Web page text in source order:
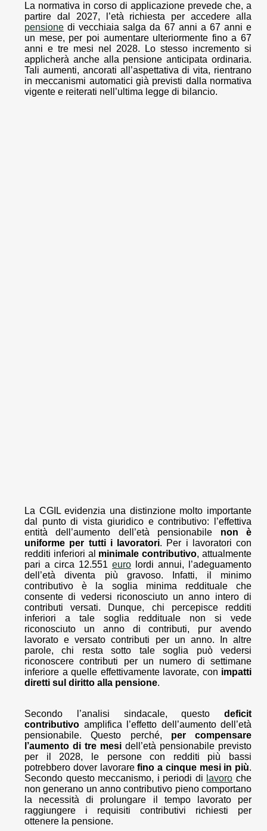
La normativa in corso di applicazione prevede che, a
partire dal 2027, l’età richiesta per accedere alla
pensione di vecchiaia salga da 67 anni a 67 anni e
un mese, per poi aumentare ulteriormente fino a 67
anni e tre mesi nel 2028. Lo stesso incremento si
applicherà anche alla pensione anticipata ordinaria.
Tali aumenti, ancorati all’aspettativa di vita, rientrano
in meccanismi automatici già previsti dalla normativa
vigente e reiterati nell’ultima legge di bilancio.
La CGIL evidenzia una distinzione molto importante
dal punto di vista giuridico e contributivo: l’effettiva
entità dell’aumento dell’età pensionabile non è
uniforme per tutti i lavoratori. Per i lavoratori con
redditi inferiori al minimale contributivo, attualmente
pari a circa 12.551 euro lordi annui, l’adeguamento
dell’età diventa più gravoso. Infatti, il minimo
contributivo è la soglia minima reddituale che
consente di vedersi riconosciuto un anno intero di
contributi versati. Dunque, chi percepisce redditi
inferiori a tale soglia reddituale non si vede
riconosciuto un anno di contributi, pur avendo
lavorato e versato contributi per un anno. In altre
parole, chi resta sotto tale soglia può vedersi
riconoscere contributi per un numero di settimane
inferiore a quelle effettivamente lavorate, con impatti
diretti sul diritto alla pensione.
Secondo l’analisi sindacale, questo deficit
contributivo amplifica l’effetto dell’aumento dell’età
pensionabile. Questo perché, per compensare
l’aumento di tre mesi dell’età pensionabile previsto
per il 2028, le persone con redditi più bassi
potrebbero dover lavorarefino a cinque mesi in più.
Secondo questo meccanismo, i periodi di lavoro che
non generano un anno contributivo pieno comportano
la necessità di prolungare il tempo lavorato per
raggiungere i requisiti contributivi richiesti per
ottenere la pensione.